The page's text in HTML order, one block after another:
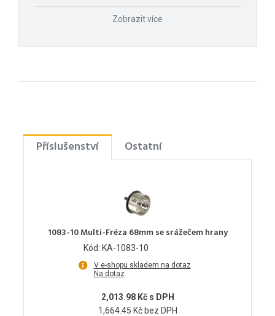
Zobrazit více
Příslušenství Ostatní
1083-10 Multi-Fréza 68mm se srážečem hrany
Kód: KA-1083-10
V e-shopu skladem na dotaz
Na dotaz
2,013.98 Kč s DPH
1,664.45 Kč bez DPH